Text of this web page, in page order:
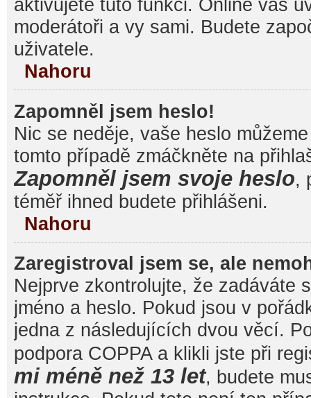
aktivujete tuto funkci. Online vás
moderátoři a vy sami. Budete
uživatele.
Nahoru
Zapomněl jsem heslo!
Nic se neděje, vaše heslo
tomto případě zmáčkněte na
Zapomněl jsem svoje heslo,
téměř ihned budete přihlášeni.
Nahoru
Zaregistroval jsem se, ale
Nejprve zkontrolujte, že zadáváte
jméno a heslo. Pokud jsou v
jedna z následujících dvou věcí.
podpora COPPA a klikli jste při
mi méně než 13 let, budete